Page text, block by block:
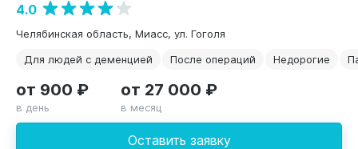
4.0
Челябинская область, Миасс, ул. Гоголя
Для людей с деменцией
После операций Недорогие
Оставить заявку
от 900 ₽
в день
от 27 000 ₽
в месяц